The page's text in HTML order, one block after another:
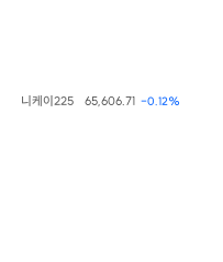
케이225 65,606.71 -0.12%